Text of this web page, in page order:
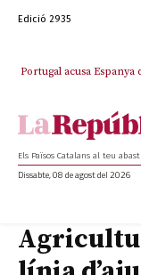
Edició 2935
Portugal acusa
Els Països Catalans al teu abast
Dissabte, 08 de agost del 2026